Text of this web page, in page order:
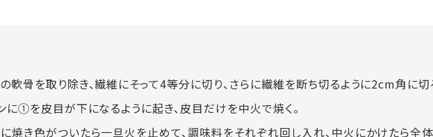
軟骨を取り除き、繊維にそって4等分に切り、さらに繊維を断ち切るように2cm角に切
に①を皮目が下になるように起き、皮目だけを中火で焼く。
焼き色がついたら一旦火を止めて、調味料をそれぞれ回し入れ、中火にかけたら全体